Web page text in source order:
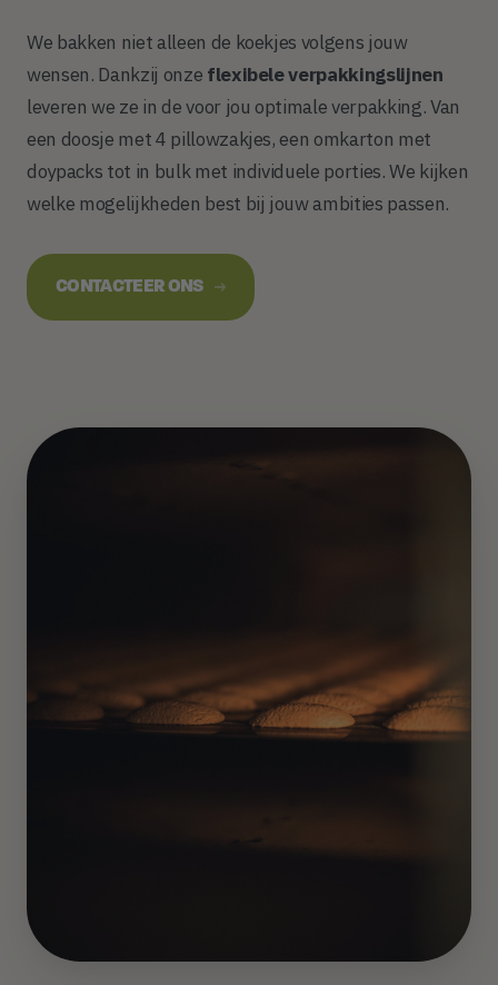
We bakken niet alleen de koekjes volgens jouw
wensen. Dankzij onze flexibele verpakkingslijnen
leveren we ze in de voor jou optimale verpakking. Van
een doosje met 4 pillowzakjes, een omkarton met
doypacks tot in bulk met individuele porties. We kijken
welke mogelijkheden best bij jouw ambities passen.
CONTACTEER ONS